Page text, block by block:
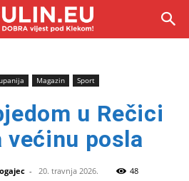
Magazin Sport
u Rečici
većinu posla
- 20. travnja 2026. 48